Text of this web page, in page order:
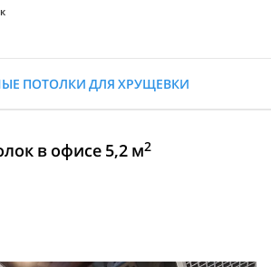
ПОТОЛКИ ДЛЯ ХРУЩЕВКИ
в офисе 5,2 м2